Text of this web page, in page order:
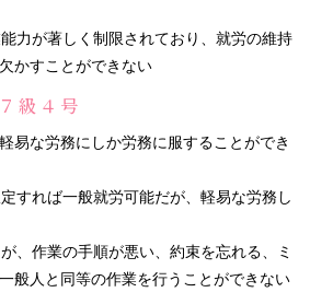
力が著しく制限されており、就労の維持
かすことができない
級４号
易な労務にしか労務に服することができ
すれば一般就労可能だが、軽易な労務し
、作業の手順が悪い、約束を忘れる、ミ
般人と同等の作業を行うことができない